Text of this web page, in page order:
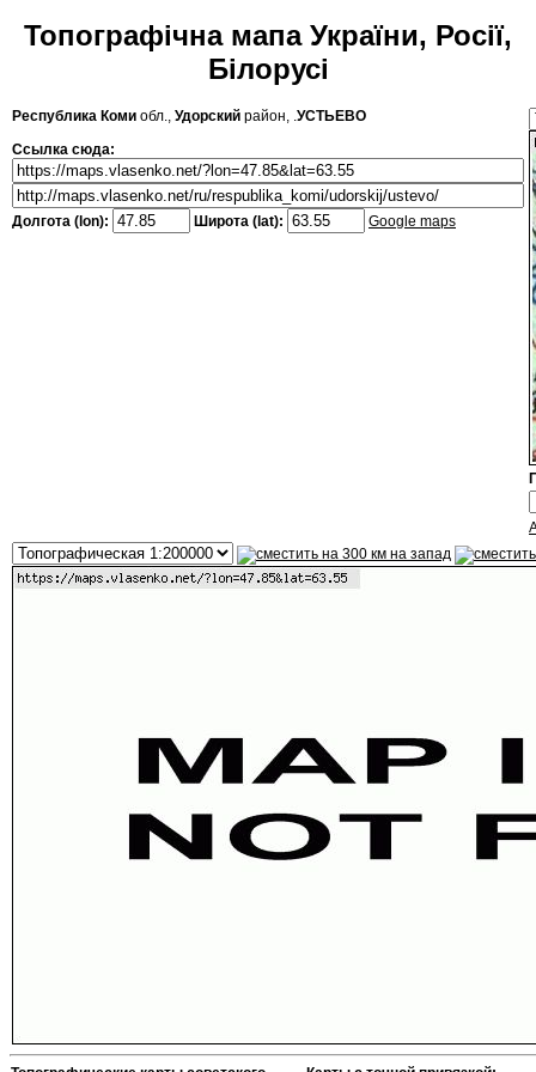
Топографічна мапа України, Росії,
Білорусі
Республика Коми обл., Удорский район, .УСТЬЕВО
Ссылка сюда:
Долгота (lon): Широта (lat): Google maps